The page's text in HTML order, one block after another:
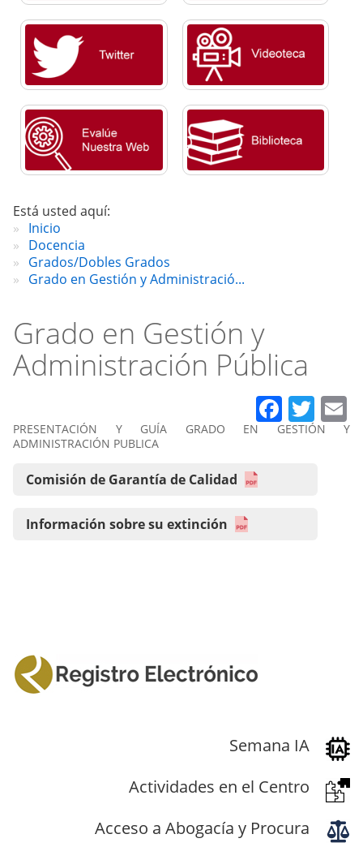
Está usted aquí:
Inicio
Docencia
Grados/Dobles Grados
Grado en Gestión y Administració...
Grado en Gestión y
Administración Pública
PRESENTACIÓN Y GUÍA GRADO EN GESTIÓN Y
ADMINISTRACIÓN PUBLICA
Comisión de Garantía de Calidad
Información sobre su extinción
Semana IA
Actividades en el Centro
Acceso a Abogacía y Procura